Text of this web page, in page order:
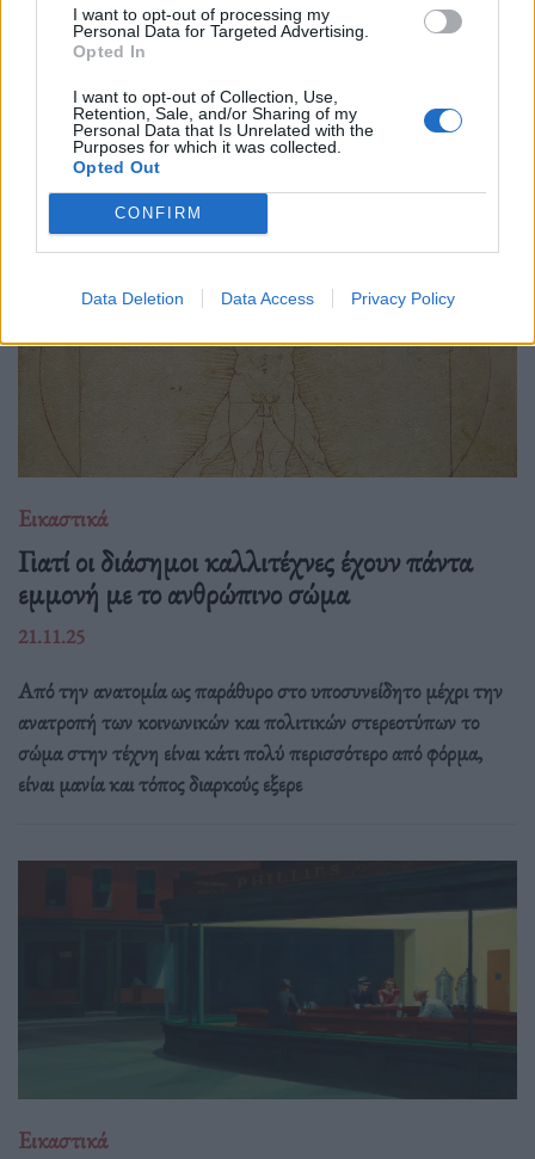
I want to opt-out of processing my
Personal Data for Targeted Advertising.
Opted In
I want to opt-out of Collection, Use,
Retention, Sale, and/or Sharing of my
Personal Data that Is Unrelated with the
Purposes for which it was collected.
Opted Out
CONFIRM
Data Deletion Data Access Privacy Policy
10.12.25
Στο Μαϊάμι, η Es Devlin στήνει μια περιστρεφόμενη
βιβλιοθήκη στη θάλασσα, μετατρέποντας την ανάγνωση σε
αργή, τελετουργική, συλλογική εμπειρία κάτω από τον
ουρανό.
Εικαστικά
Γιατί οι διάσημοι καλλιτέχνες έχουν πάντα
εμμονή με το ανθρώπινο σώμα
21.11.25
Από την ανατομία ως παράθυρο στο υποσυνείδητο μέχρι την
ανατροπή των κοινωνικών και πολιτικών στερεοτύπων το
σώμα στην τέχνη είναι κάτι πολύ περισσότερο από φόρμα,
είναι μανία και τόπος διαρκούς εξερε
Εικαστικά